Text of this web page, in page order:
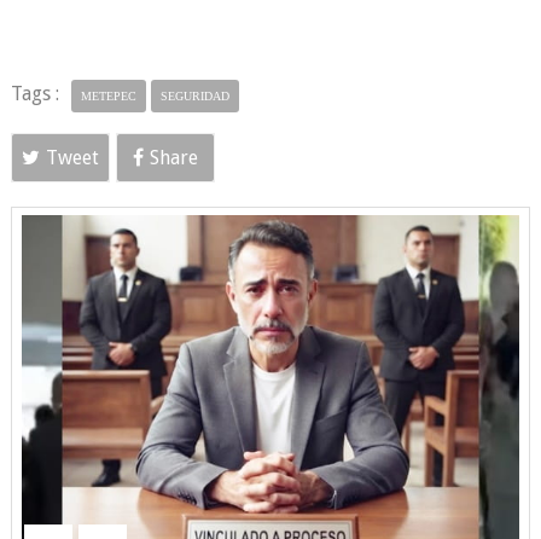
Tags : METEPEC SEGURIDAD
Tweet Share